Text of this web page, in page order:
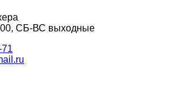
СБ-ВС выходные